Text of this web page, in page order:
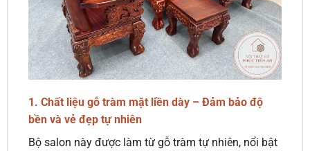
1. Chất liệu gỗ tràm mặt liền dày – Đảm bảo độ
bền và vẻ đẹp tự nhiên
Bộ salon này được làm từ gỗ tràm tự nhiên, nổi bật